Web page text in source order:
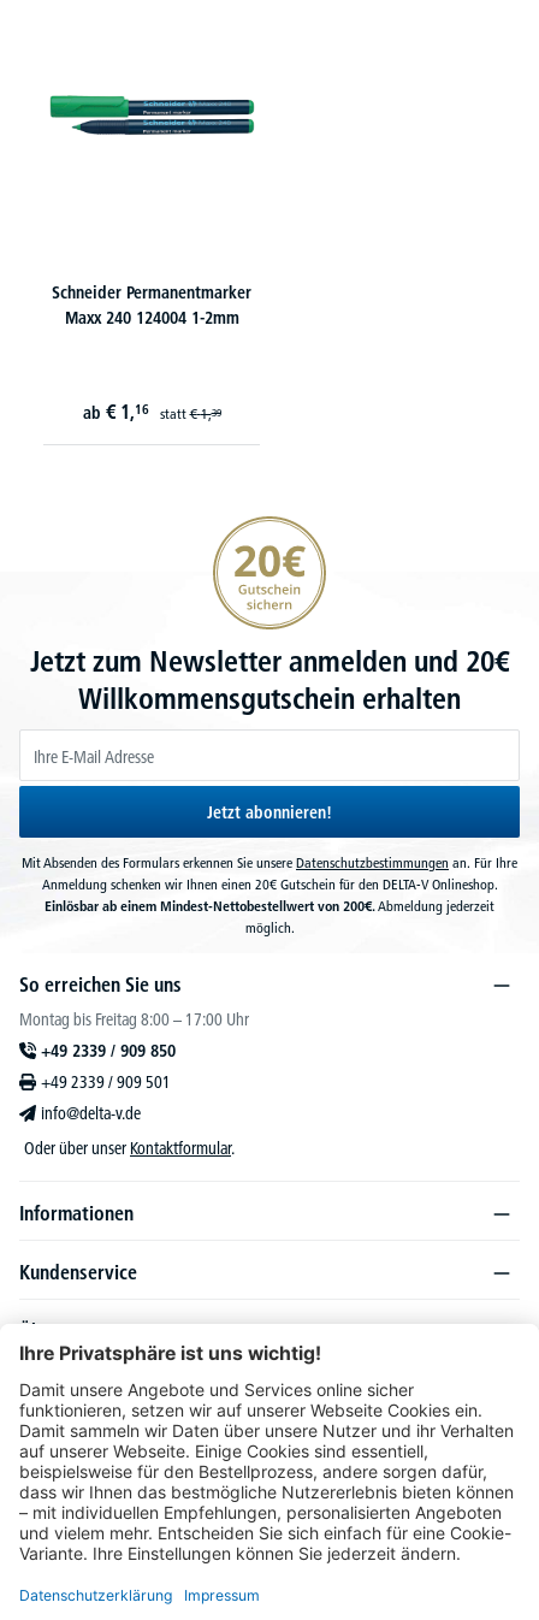
Schneider Permanentmarker
Maxx 240 124004 1-2mm
ab € 1,16 statt€ 1,39
20€ Gutschein sichern
Jetzt zum Newsletter anmelden und 20€
Willkommensgutschein erhalten
Jetzt abonnieren!
Mit Absenden des Formulars erkennen Sie unsere Datenschutzbestimmungen an. Für Ihre
Anmeldung schenken wir Ihnen einen 20€ Gutschein für den DELTA-V Onlineshop.
Einlösbar ab einem Mindest-Nettobestellwert von 200€.Abmeldung jederzeit
möglich.
So erreichen Sie uns
Montag bis Freitag 8:00 – 17:00 Uhr
+49 2339 / 909 850
+49 2339 / 909 501
info@delta-v.de
Oder über unser Kontaktformular.
Informationen
Kundenservice
Über DELTA-V
Produktsortiment
Ratgeber
Folgen Sie uns auch auf
Unser Angebot richtet sich ausschließlich an Industrie, Handel, Gewerbe und